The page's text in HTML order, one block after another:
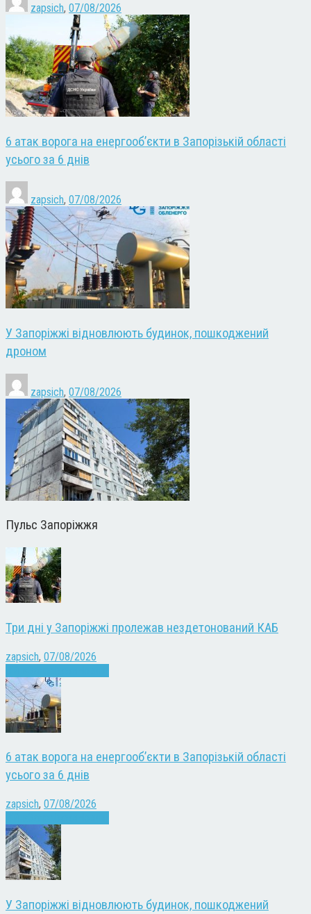
zapsich, 07/08/2026
6 атак ворога на енергооб’єкти в Запорізькій області
усього за 6 днів
zapsich, 07/08/2026
У Запоріжжі відновлюють будинок, пошкоджений
дроном
zapsich, 07/08/2026
Пульс Запоріжжя
Три дні у Запоріжжі пролежав нездетонований КАБ
zapsich, 07/08/2026
6 атак ворога на енергооб’єкти в Запорізькій області
усього за 6 днів
zapsich, 07/08/2026
У Запоріжжі відновлюють будинок, пошкоджений